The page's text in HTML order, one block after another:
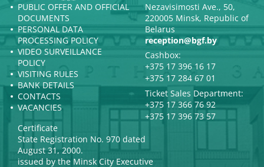
PUBLIC OFFER AND OFFICIAL
DOCUMENTS
PERSONAL DATA
PROCESSING POLICY
VIDEO SURVEILLANCE
POLICY
VISITING RULES
BANK DETAILS
CONTACTS
VACANCIES
Nezavisimosti Ave., 50,
220005 Minsk, Republic of
Belarus
reception@bgf.by
Cashbox:
+375 17 396 16 17
+375 17 284 67 01
Ticket Sales Department:
+375 17 366 76 92
+375 17 396 73 57
Certificate
State Registration No. 970 dated
August 31, 2000.
issued by the Minsk City Executive